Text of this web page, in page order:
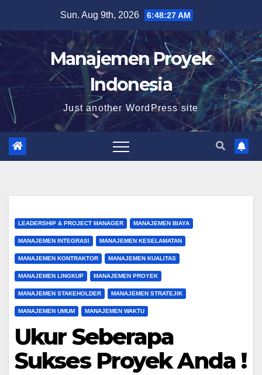
content
Sun. Aug 9th, 2026 6:48:28 AM
Manajemen Proyek
Indonesia
Just another WordPress site
LEADERSHIP & PROJECT MANAGER MANAJEMEN BIAYA
MANAJEMEN INTEGRASI MANAJEMEN KESELAMATAN
MANAJEMEN KONTRAKTOR MANAJEMEN KUALITAS
MANAJEMEN LINGKUP MANAJEMEN PROYEK
MANAJEMEN STAKEHOLDER MANAJEMEN STRATEJIK
MANAJEMEN UMUM MANAJEMEN WAKTU
Ukur Seberapa
Sukses Proyek Anda !